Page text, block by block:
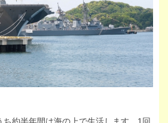
約半年間は海の上で生活します。1回